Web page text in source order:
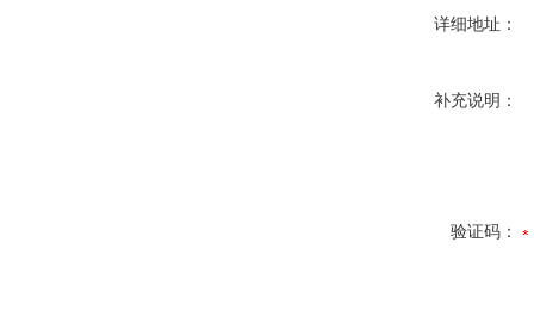
详细地址：
补充说明：
验证码：